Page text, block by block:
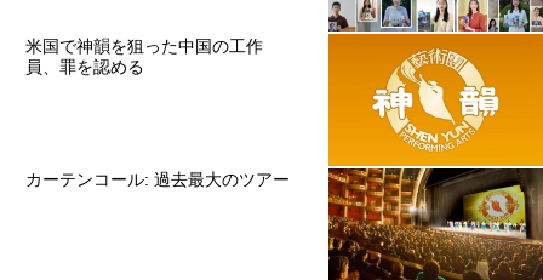
米国で神韻を狙った中国の工作
員、罪を認める
カーテンコール: 過去最大のツアー